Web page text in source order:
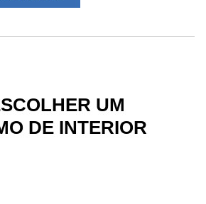
UM
DE INTERIOR